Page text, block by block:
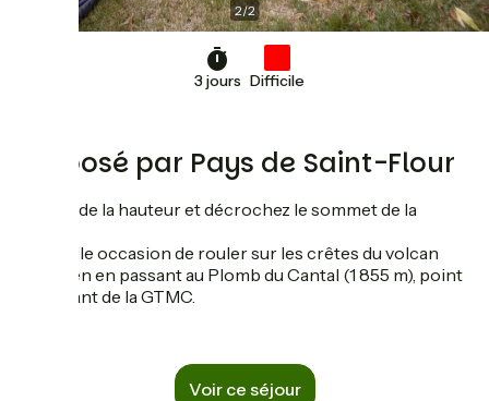
2/2
3 jours Difficile
Proposé par Pays de Saint-Flour
Prenez de la hauteur et décrochez le sommet de la
Une belle occasion de rouler sur les crêtes du volcan
cantalien en passant au Plomb du Cantal (1 855 m), point
culminant de la GTMC.
Voir ce séjour